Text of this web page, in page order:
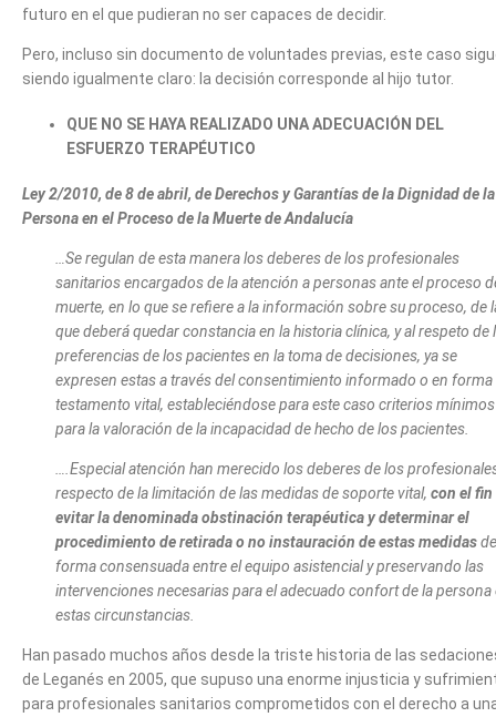
futuro en el que pudieran no ser capaces de decidir.
Pero, incluso sin documento de voluntades previas, este caso
siendo igualmente claro: la decisión corresponde al hijo tutor.
QUE NO SE HAYA REALIZADO UNA ADECUACIÓN DEL
ESFUERZO TERAPÉUTICO
Ley 2/2010, de 8 de abril, de Derechos y Garantías de la Dignidad de la
Persona en el Proceso de la Muerte de Andalucía
…Se regulan de esta manera los deberes de los profesionales
sanitarios encargados de la atención a personas ante el proceso
muerte, en lo que se refiere a la información sobre su proceso, de
que deberá quedar constancia en la historia clínica, y al respeto de
preferencias de los pacientes en la toma de decisiones, ya se
expresen estas a través del consentimiento informado o en forma
testamento vital, estableciéndose para este caso criterios mínimos
para la valoración de la incapacidad de hecho de los pacientes.
….Especial atención han merecido los deberes de los
respecto de la limitación de las medidas de soporte vital, con el fin
evitar la denominada obstinación terapéutica y determinar el
procedimiento de retirada o no instauración de estas medidasde
forma consensuada entre el equipo asistencial y preservando las
intervenciones necesarias para el adecuado confort de la persona
estas circunstancias.
Han pasado muchos años desde la triste historia de las
de Leganés en 2005, que supuso una enorme injusticia y
para profesionales sanitarios comprometidos con el derecho a